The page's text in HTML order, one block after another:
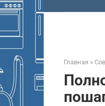
Главная »